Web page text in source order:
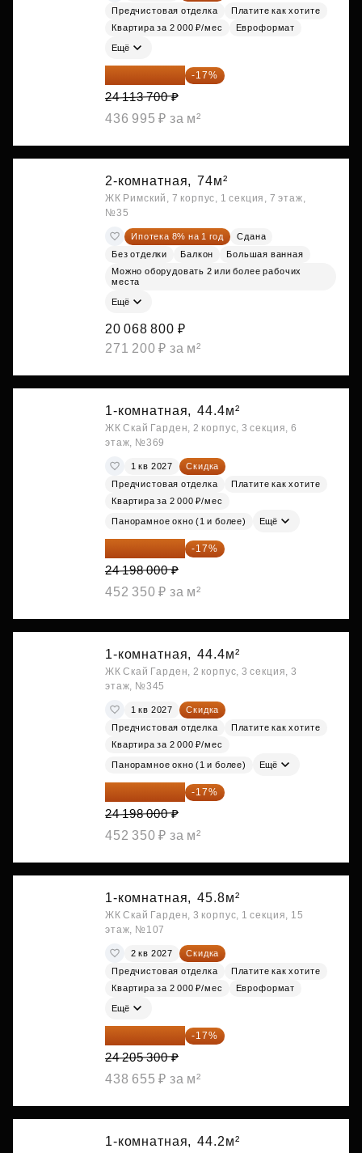
Предчистовая отделка
Платите как хотите
Квартира за 2 000 ₽/мес
Евроформат
Ещё
20 014 371 ₽ -17%
24 113 700 ₽
436 995 ₽ за м²
2-комнатная, 74м²
ЖК Римский, 7 корпус, 1 секция, 7 этаж,
№35
Ипотека 8% на 1 год
Сдана
Без отделки
Балкон
Большая ванная
Можно оборудовать 2 или более рабочих
места
Ещё
20 068 800 ₽
271 200 ₽ за м²
1-комнатная, 44.4м²
ЖК Скай Гарден, 2 корпус, 3 секция, 6
этаж, №369
1 кв 2027
Скидка
Предчистовая отделка
Платите как хотите
Квартира за 2 000 ₽/мес
Панорамное окно (1 и более) Ещё
20 084 340 ₽ -17%
24 198 000 ₽
452 350 ₽ за м²
1-комнатная, 44.4м²
ЖК Скай Гарден, 2 корпус, 3 секция, 3
этаж, №345
1 кв 2027
Скидка
Предчистовая отделка
Платите как хотите
Квартира за 2 000 ₽/мес
Панорамное окно (1 и более) Ещё
20 084 340 ₽ -17%
24 198 000 ₽
452 350 ₽ за м²
1-комнатная, 45.8м²
ЖК Скай Гарден, 3 корпус, 1 секция, 15
этаж, №107
2 кв 2027
Скидка
Предчистовая отделка
Платите как хотите
Квартира за 2 000 ₽/мес
Евроформат
Ещё
20 090 399 ₽ -17%
24 205 300 ₽
438 655 ₽ за м²
1-комнатная, 44.2м²